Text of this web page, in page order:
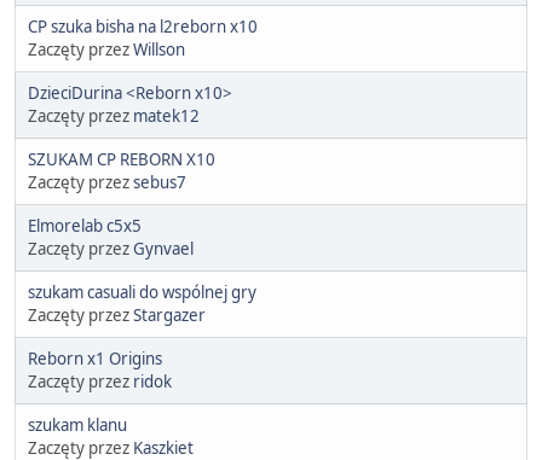
CP szuka bisha na l2reborn x10
Zaczęty przezWillson
DzieciDurina <Reborn x10>
Zaczęty przez matek12
SZUKAM CP REBORN X10
Zaczęty przezsebus7
Elmorelab c5x5
Zaczęty przezGynvael
szukam casuali do wspólnej gry
Zaczęty przezStargazer
Reborn x1 Origins
Zaczęty przez ridok
szukam klanu
Zaczęty przez Kaszkiet